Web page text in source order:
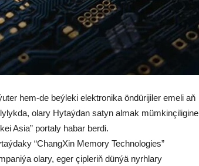
hem-de beýleki elektronika öndürijiler emeli aň
olary Hytaýdan satyn almak mümkinçiligine
Asia” portaly habar berdi.
“ChangXin Memory Technologies”
olary, eger çipleriň dünýä nyrhlary